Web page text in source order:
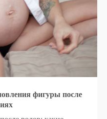
фигуры после